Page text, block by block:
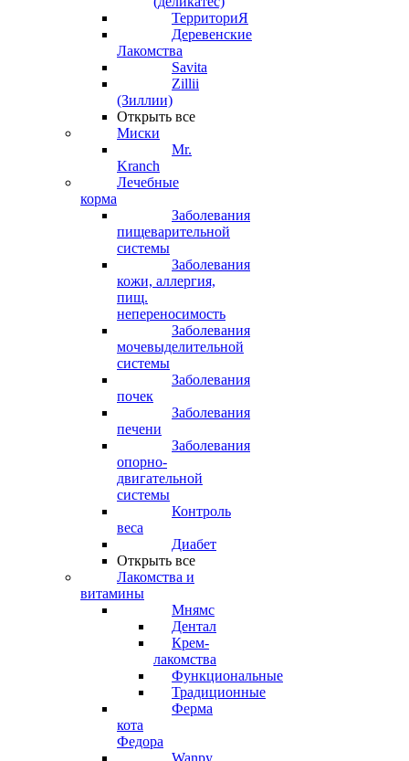
ТерриториЯ
Деревенские
Лакомства
Savita
Zillii
(Зиллии)
Открыть все
Миски
Mr.
Kranch
Лечебные
корма
Заболевания
пищеварительной
системы
Заболевания
кожи, аллергия,
пищ.
непереносимость
Заболевания
мочевыделительной
системы
Заболевания
почек
Заболевания
печени
Заболевания
опорно-
двигательной
системы
Контроль
веса
Диабет
Открыть все
Лакомства и
витамины
Мнямс
Дентал
Крем-
лакомства
Функциональные
Традиционные
Ферма
кота
Федора
Wanpy